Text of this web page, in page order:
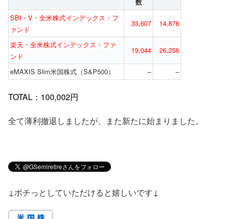
SBI・V・全米株式インデックス・フ
ァンド
33,607 14,878
楽天・全米株式インデックス・ファ
ンド
19,044 26,256
eMAXIS Slim米国株式（S&P500） – –
TOTAL：100,002円
全て薄利撤退しましたが、また新たに始まりました。
↓ポチっとしていただけると嬉しいです↓